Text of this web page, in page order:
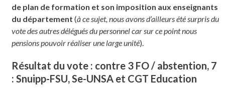
de plan de formation et son imposition aux enseignants
du département (à ce sujet, nous avons d’ailleurs été surpris du
vote des autres délégués du personnel car sur ce point nous
pensions pouvoir réaliser une large unité).
Résultat du vote : contre 3 FO / abstention, 7
: Snuipp-FSU, Se-UNSA et CGT Education